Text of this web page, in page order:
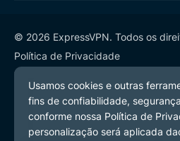
© 2026 ExpressVPN. Todos os
Política de Privacidade
Termos de Serviço
Preferências de Cookies